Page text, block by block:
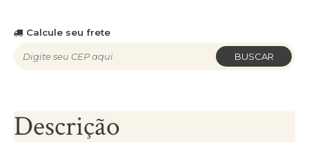
Calcule seu frete
BUSCAR
Descrição